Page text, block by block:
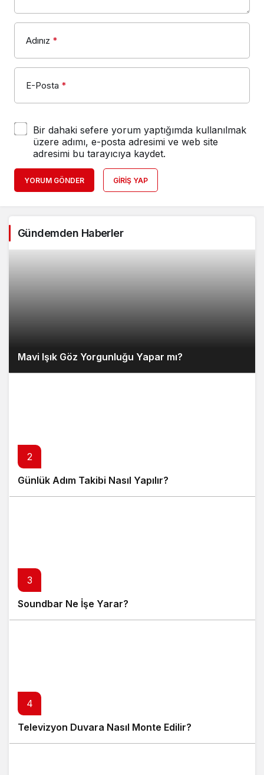
Adınız *
E-Posta *
Bir dahaki sefere yorum yaptığımda kullanılmak
üzere adımı, e-posta adresimi ve web site
adresimi bu tarayıcıya kaydet.
YORUM GÖNDER GIRIŞ YAP
Gündemden Haberler
Mavi Işık Göz Yorgunluğu Yapar mı?
2
Günlük Adım Takibi Nasıl Yapılır?
3
Soundbar Ne İşe Yarar?
4
Televizyon Duvara Nasıl Monte Edilir?